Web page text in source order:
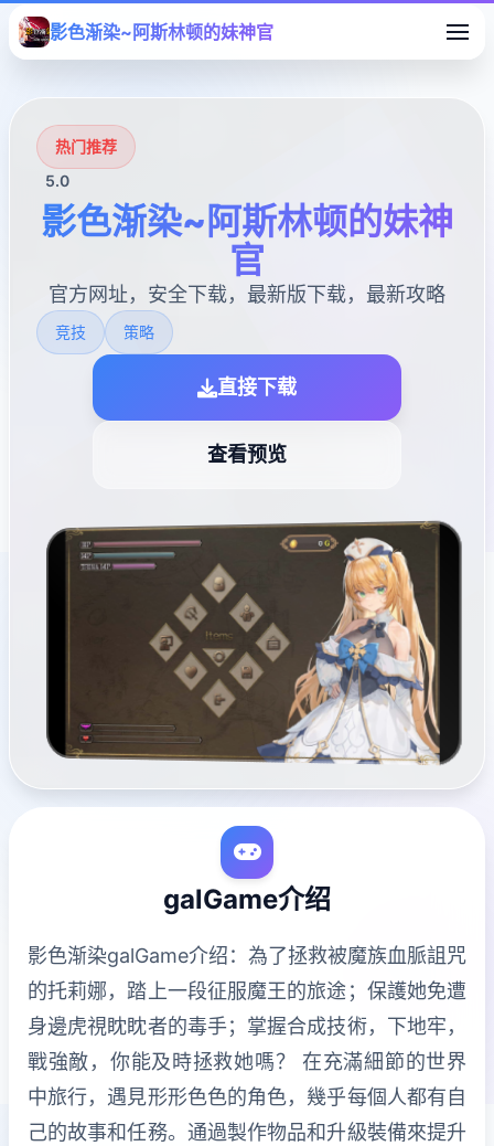
影色渐染~阿斯林顿的妹神官
热门推荐
5.0
影色渐染~阿斯林顿的妹神
官
官方网址，安全下载，最新版下载，最新攻略
竞技 策略
直接下载
查看预览
galGame介绍
影色渐染galGame介绍：為了拯救被魔族血脈詛咒
的托莉娜，踏上一段征服魔王的旅途；保護她免遭
身邊虎視眈眈者的毒手；掌握合成技術，下地牢，
戰強敵，你能及時拯救她嗎？ 在充滿細節的世界
中旅行，遇見形形色色的角色，幾乎每個人都有自
己的故事和任務。通過製作物品和升級裝備來提升